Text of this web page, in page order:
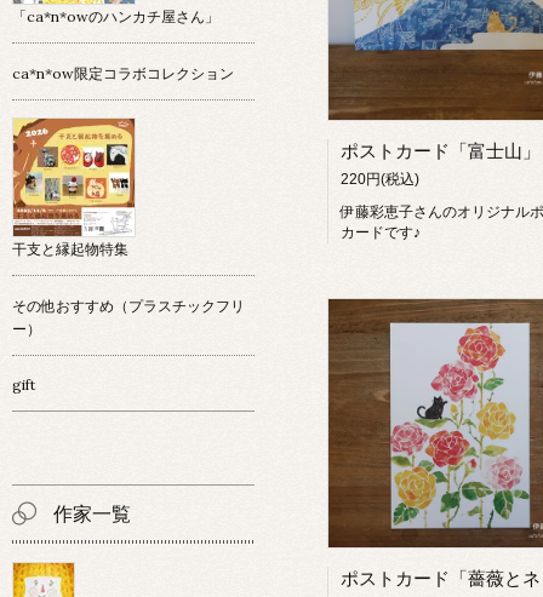
220円(税込)
伊藤彩恵子さんのオリジナル
カードです♪
「ca*n*owのハンカチ屋さん」
ca*n*ow限定コラボコレクション
干支と縁起物特集
その他おすすめ（プラスチックフリ
ー）
gift
作家一覧